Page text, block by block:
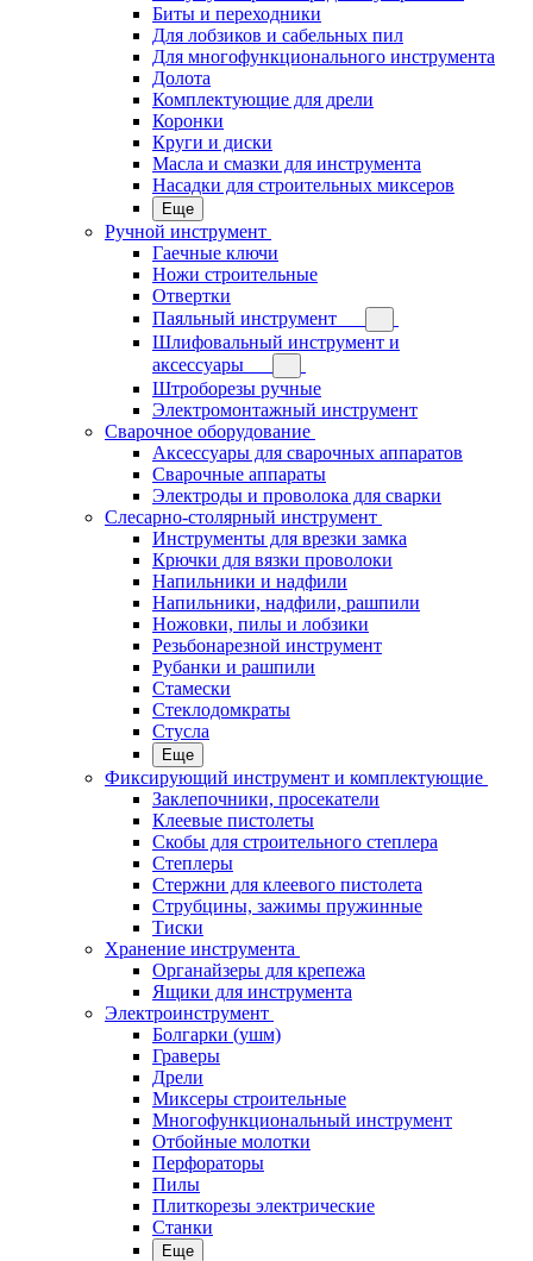
Биты и переходники
Для лобзиков и сабельных пил
Для многофункционального инструмента
Долота
Комплектующие для дрели
Коронки
Круги и диски
Масла и смазки для инструмента
Насадки для строительных миксеров
Еще
Ручной инструмент
Гаечные ключи
Ножи строительные
Отвертки
Паяльный инструмент
Шлифовальный инструмент и
аксессуары
Штроборезы ручные
Электромонтажный инструмент
Сварочное оборудование
Аксессуары для сварочных аппаратов
Сварочные аппараты
Электроды и проволока для сварки
Слесарно-столярный инструмент
Инструменты для врезки замка
Крючки для вязки проволоки
Напильники и надфили
Напильники, надфили, рашпили
Ножовки, пилы и лобзики
Резьбонарезной инструмент
Рубанки и рашпили
Стамески
Стеклодомкраты
Стусла
Еще
Фиксирующий инструмент и комплектующие
Заклепочники, просекатели
Клеевые пистолеты
Скобы для строительного степлера
Степлеры
Стержни для клеевого пистолета
Струбцины, зажимы пружинные
Тиски
Хранение инструмента
Органайзеры для крепежа
Ящики для инструмента
Электроинструмент
Болгарки (ушм)
Граверы
Дрели
Миксеры строительные
Многофункциональный инструмент
Отбойные молотки
Перфораторы
Пилы
Плиткорезы электрические
Станки
Еще